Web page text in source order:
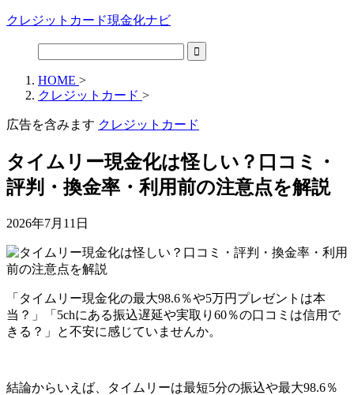
クレジットカード現金化ナビ
HOME >
クレジットカード >
広告を含みます クレジットカード
タイムリー現金化は怪しい？口コミ・
評判・換金率・利用前の注意点を解説
2026年7月11日
「タイムリー現金化の最大98.6％や5万円プレゼントは本
当？」「5chにある振込遅延や実取り60％の口コミは信用で
きる？」と不安に感じていませんか。
結論からいえば、タイムリーは最短5分の振込や最大98.6％